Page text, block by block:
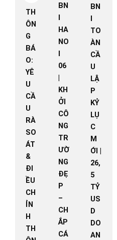
TH
ÔN
G
BÁ
O:
YÊ
U
CẦ
U
RÀ
SO
ÁT
&
ĐI
ỀU
CH
ỈN
H
TH
BN
I
HA
NO
I
06
|
KH
ỞI
CÔ
NG
TR
ƯỜ
NG
ĐẸ
P
–
CH
ẮP
CÁ
BN
I
TO
ÀN
CẦ
U
LẬ
P
KỶ
LỤ
C
M
ỚI |
26,
5
TỶ
US
D
DO
AN